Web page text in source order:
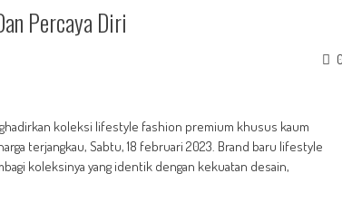
Percaya Diri
0
koleksi lifestyle fashion premium khusus kaum
terjangkau, Sabtu, 18 februari 2023. Brand baru lifestyle
koleksinya yang identik dengan kekuatan desain,